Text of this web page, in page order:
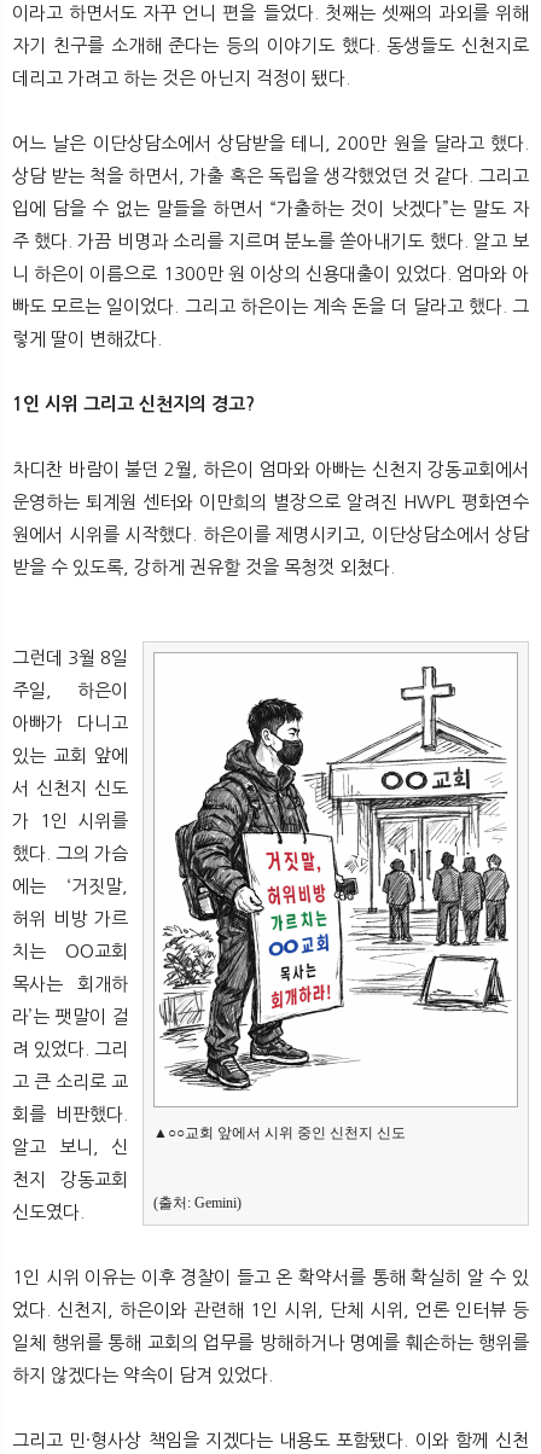
이라고 하면서도 자꾸 언니 편을 들었다. 첫째는 셋째의 과외를 위해
자기 친구를 소개해 준다는 등의 이야기도 했다. 동생들도 신천지로
데리고 가려고 하는 것은 아닌지 걱정이 됐다.
어느 날은 이단상담소에서 상담받을 테니, 200만 원을 달라고 했다.
상담 받는 척을 하면서, 가출 혹은 독립을 생각했었던 것 같다. 그리고
입에 담을 수 없는 말들을 하면서 “가출하는 것이 낫겠다”는 말도 자
주 했다. 가끔 비명과 소리를 지르며 분노를 쏟아내기도 했다. 알고 보
니 하은이 이름으로 1300만 원 이상의 신용대출이 있었다. 엄마와 아
빠도 모르는 일이었다. 그리고 하은이는 계속 돈을 더 달라고 했다. 그
렇게 딸이 변해갔다.
1인 시위 그리고 신천지의 경고?
차디찬 바람이 불던 2월, 하은이 엄마와 아빠는 신천지 강동교회에서
운영하는 퇴계원 센터와 이만희의 별장으로 알려진 HWPL 평화연수
원에서 시위를 시작했다. 하은이를 제명시키고, 이단상담소에서 상담
받을 수 있도록, 강하게 권유할 것을 목청껏 외쳤다.
▲○○교회 앞에서 시위 중인 신천지 신도
(출처: Gemini)
그런데 3월 8일
주일, 하은이
아빠가 다니고
있는 교회 앞에
서 신천지 신도
가 1인 시위를
했다. 그의 가슴
에는 ‘거짓말,
허위 비방 가르
치는 OO교회
목사는 회개하
라’는 팻말이 걸
려 있었다. 그리
고 큰 소리로 교
회를 비판했다.
알고 보니, 신
천지 강동교회
신도였다.
1인 시위 이유는 이후 경찰이 들고 온 확약서를 통해 확실히 알 수 있
었다. 신천지, 하은이와 관련해 1인 시위, 단체 시위, 언론 인터뷰 등
일체 행위를 통해 교회의 업무를 방해하거나 명예를 훼손하는 행위를
하지 않겠다는 약속이 담겨 있었다.
그리고 민·형사상 책임을 지겠다는 내용도 포함됐다. 이와 함께 신천